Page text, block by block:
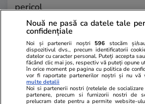
pericol
Horoscop
Horoscop 25 iulie 2026.
Balanțele pot descoperi că au
Nouă ne pasă ca datele tale
confidențiale
Noi și partenerii noștri 596 stocăm și/
dispozitivul dvs., precum identificatorii
datelor cu caracter personal. Puteți accepta
făcând clic mai jos, respectiv vă puteți opune
în orice moment pe pagina cu politica de
vor fi raportate partenerilor noștri și nu vă
multe detalii
Noi si partenerii nostri (retelele de
partenere, precum si furnizorii nostri de
prelucram date pentru a permite website-